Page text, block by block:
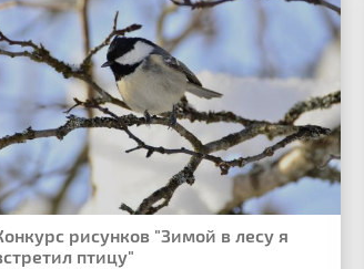
рисунков "Зимой в лесу я
птицу"